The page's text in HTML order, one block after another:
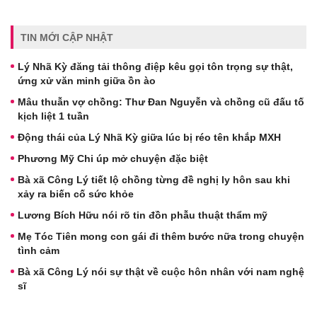
TIN MỚI CẬP NHẬT
Lý Nhã Kỳ đăng tải thông điệp kêu gọi tôn trọng sự thật,
ứng xử văn minh giữa ồn ào
Mâu thuẫn vợ chồng: Thư Đan Nguyễn và chồng cũ đấu tố
kịch liệt 1 tuần
Động thái của Lý Nhã Kỳ giữa lúc bị réo tên khắp MXH
Phương Mỹ Chi úp mở chuyện đặc biệt
Bà xã Công Lý tiết lộ chồng từng đề nghị ly hôn sau khi
xảy ra biến cố sức khỏe
Lương Bích Hữu nói rõ tin đồn phẫu thuật thẩm mỹ
Mẹ Tóc Tiên mong con gái đi thêm bước nữa trong chuyện
tình cảm
Bà xã Công Lý nói sự thật về cuộc hôn nhân với nam nghệ
sĩ